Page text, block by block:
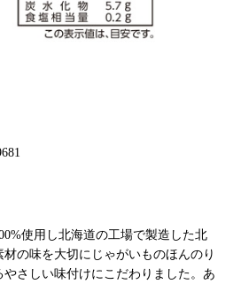
使用し北海道の工場で製造した北
の味を大切にじゃがいものほんのり
やさしい味付けにこだわりました。あ